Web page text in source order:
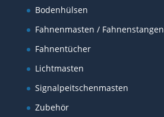
Bodenhülsen
Fahnenmasten / Fahnenstangen
Fahnentücher
Lichtmasten
Signalpeitschenmasten
Zubehör